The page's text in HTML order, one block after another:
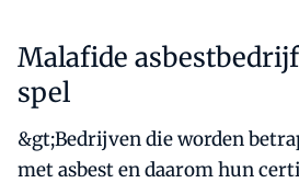
Malafide
spel
&gt;Bedrijven die worden
met asbest en daarom hun